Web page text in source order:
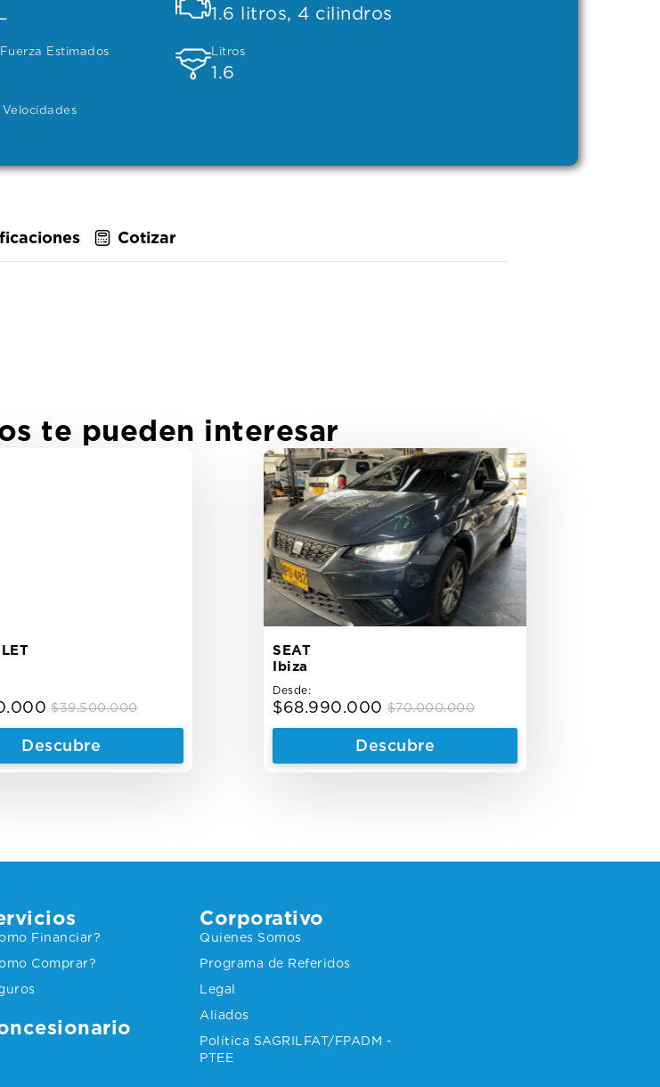
1.6 litros, 4 cilindros
Estimados Litros
1.6
Cotizar
te pueden interesar
$39.500.000
Descubre
SEAT
Ibiza
Desde:
$70.000.000
Original
price
$70.000.000.
$68.990.000
Current
price
$68.990.000.
Descubre
Financiar?
Comprar?
Corporativo
Quienes Somos
Programa de Referidos
Legal
Aliados
Política SAGRILFAT/FPADM -
PTEE